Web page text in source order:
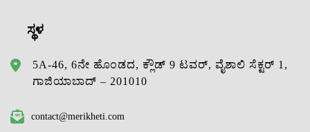
ಸ್ಥಳ
5A-46, 6ನೇ ಹೊಂಡದ, ಕ್ಲೌಡ್ 9 ಟವರ್, ವೈಶಾಲಿ ಸೆಕ್ಟರ್ 1,
ಗಾಜಿಯಾಬಾದ್ – 201010
contact@merikheti.com